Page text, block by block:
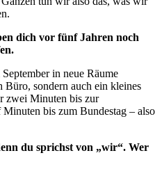
dich vor fünf Jahren noch
in neue Räume
Büro, sondern auch ein kleines
zwei Minuten bis zur
bis zum Bundestag – also
du sprichst von „wir“. Wer